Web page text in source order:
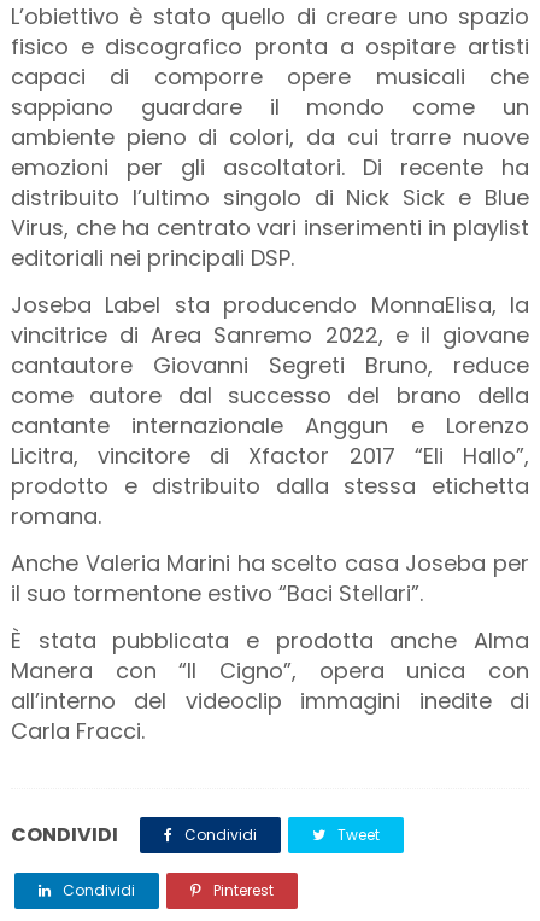
L’obiettivo è stato quello di creare uno spazio
fisico e discografico pronta a ospitare artisti
capaci di comporre opere musicali che
sappiano guardare il mondo come un
ambiente pieno di colori, da cui trarre nuove
emozioni per gli ascoltatori. Di recente ha
distribuito l’ultimo singolo di Nick Sick e Blue
Virus, che ha centrato vari inserimenti in playlist
editoriali nei principali DSP.
Joseba Label sta producendo MonnaElisa, la
vincitrice di Area Sanremo 2022, e il giovane
cantautore Giovanni Segreti Bruno, reduce
come autore dal successo del brano della
cantante internazionale Anggun e Lorenzo
Licitra, vincitore di Xfactor 2017 “Eli Hallo”,
prodotto e distribuito dalla stessa etichetta
romana.
Anche Valeria Marini ha scelto casa Joseba per
il suo tormentone estivo “Baci Stellari”.
È stata pubblicata e prodotta anche Alma
Manera con “Il Cigno”, opera unica con
all’interno del videoclip immagini inedite di
Carla Fracci.
CONDIVIDI Condividi Tweet
Condividi Pinterest